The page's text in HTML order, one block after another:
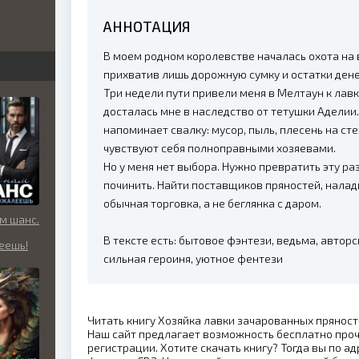
АННОТАЦИЯ
В моем родном королевстве началась охота на
прихватив лишь дорожную сумку и остатки
Три недели пути привели меня в Мелтаун к
досталась мне в наследство от тетушки
напоминает свалку: мусор, пыль, плесень на
чувствуют себя полноправными хозяевами.
Но у меня нет выбора. Нужно превратить эту
починить. Найти поставщиков пряностей,
обычная торговка, а не беглянка с даром.
В тексте есть: бытовое фэнтези, ведьма,
сильная героиня, уютное фентези
Читать книгу Хозяйка лавки зачарованных
Наш сайт предлагает возможность бесплатно
регистрации. Хотите скачать книгу? Тогда вы по
шанс.